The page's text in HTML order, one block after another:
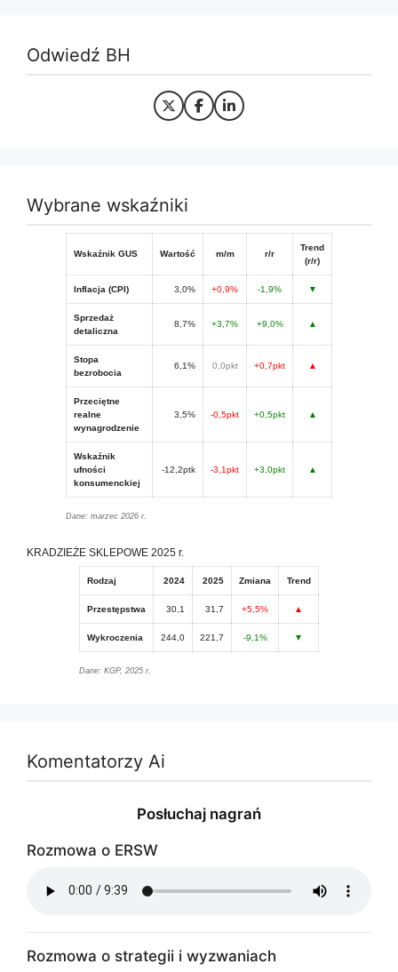
Odwiedź BH
Wybrane wskaźniki
Wskaźnik GUS Wartość m/m r/r
Trend
(r/r)
Inflacja (CPI) 3,0% +0,9% -1,9% ▼
Sprzedaż
detaliczna
8,7% +3,7% +9,0% ▲
Stopa
bezrobocia
6,1% 0,0pkt +0,7pkt ▲
Przeciętne
realne
wynagrodzenie
3,5% -0,5pkt +0,5pkt ▲
Wskaźnik
ufności
konsumenckiej
-12,2ptk -3,1pkt +3,0pkt ▲
Dane: marzec 2026 r.
KRADZIEŻE SKLEPOWE 2025 r.
Rodzaj 2024 2025 Zmiana Trend
Przestępstwa 30,1 31,7 +5,5% ▲
Wykroczenia 244,0 221,7 -9,1% ▼
Dane: KGP, 2025 r.
Komentatorzy Ai
Posłuchaj nagrań
Rozmowa o ERSW
Rozmowa o strategii i wyzwaniach